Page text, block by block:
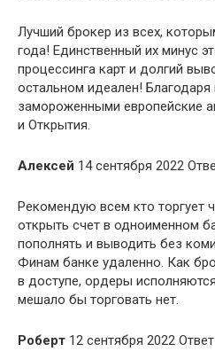
Лучший брокер из всех,
года! Единственный их минус
процессинга карт и долгий
остальном идеален! Благодаря
замороженными европейские
и Открытия.
Алексей 14 сентября 2022
Рекомендую всем кто торгует
открыть счет в одноименном
пополнять и выводить без
Финам банке удаленно. Как
в доступе, ордеры
мешало бы торговать нет.
Роберт 12 сентября 2022 Ответ